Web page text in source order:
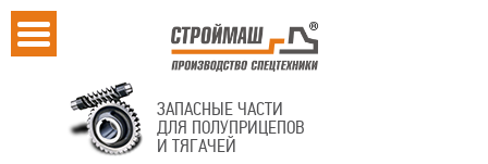
ЗАПАСНЫЕ ЧАСТИ
ДЛЯ ПОЛУПРИЦЕПОВ
И ТЯГАЧЕЙ